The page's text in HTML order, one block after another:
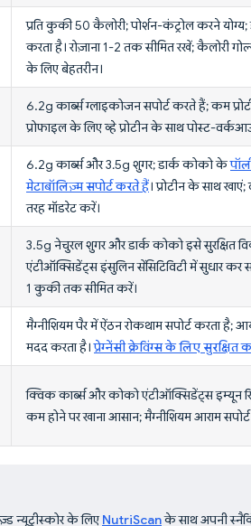
प्रति कुकी 50 कैलोरी; पोर्शन-कंट्रोल करने योग्य;
करता है। रोज़ाना 1-2 तक सीमित रखें; कैलोरी
के लिए बेहतरीन।
6.2g कार्ब्स ग्लाइकोजन सपोर्ट करते हैं; कम
प्रोफाइल के लिए व्हे प्रोटीन के साथ पोस्ट-
6.2g कार्ब्स और 3.5g शुगर; डार्क कोको के
मेटाबॉलिज़्म सपोर्ट करते हैं। प्रोटीन के साथ
तरह मॉडरेट करें।
3.5g नेचुरल शुगर और डार्क कोको इसे सुरक्षित
एंटीऑक्सिडेंट्स इंसुलिन सेंसिटिविटी में सुधार
1 कुकी तक सीमित करें।
मैग्नीशियम पैर में ऐंठन रोकथाम सपोर्ट करता है;
मदद करता है।प्रेग्नेंसी क्रेविंग्स के लिए सुरक्षित
क्विक कार्ब्स और कोको एंटीऑक्सिडेंट्स इम्यून
कम होने पर खाना आसान; मैग्नीशियम आराम
न्यूट्रीस्कोर के लिए NutriScanके साथ अपनी